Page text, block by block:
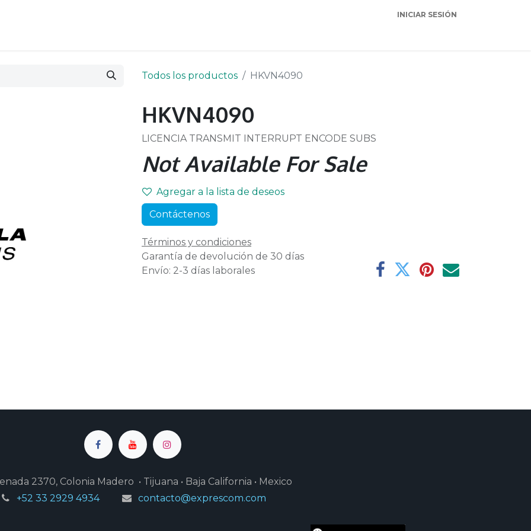
INICIAR SESIÓN
Todos los productos HKVN4090
HKVN4090
LICENCIA TRANSMIT INTERRUPT ENCODE SUBS
Not Available For Sale
Agregar a la lista de deseos
Contáctenos
Términos y condiciones
Garantía de devolución de 30 días
Envío: 2-3 días laborales
2370, Colonia Madero • Tijuana • Baja California • Mexico
+52 33 2929 4934
contacto@exprescom.com